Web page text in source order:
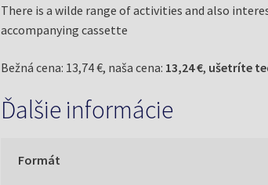
There is a wilde range of activities and also
accompanying cassette
Bežná cena: 13,74 €, naša cena: 13,24 €, ušetríte
Ďalšie informácie
Formát